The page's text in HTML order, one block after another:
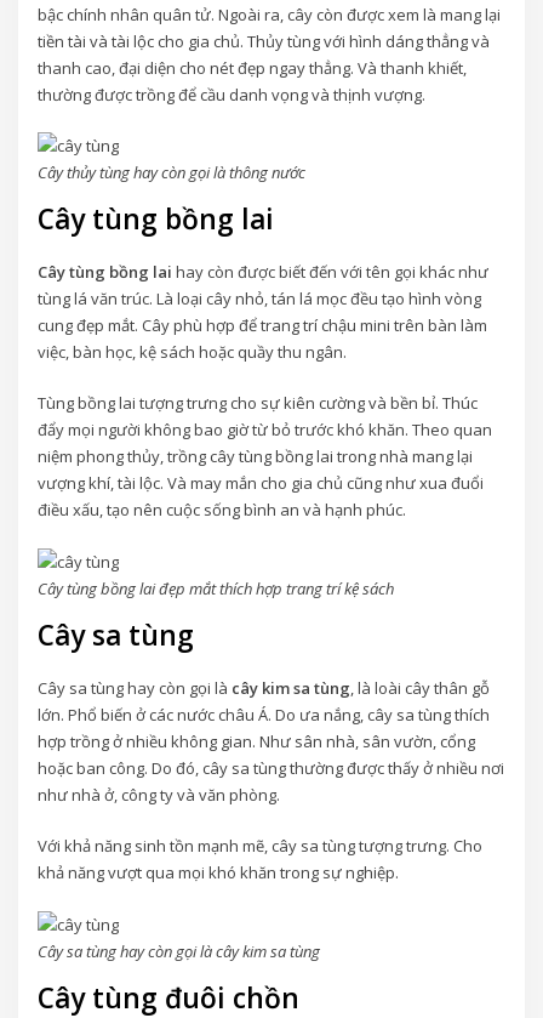
bậc chính nhân quân tử. Ngoài ra, cây còn được xem là mang lại
tiền tài và tài lộc cho gia chủ. Thủy tùng với hình dáng thẳng và
thanh cao, đại diện cho nét đẹp ngay thẳng. Và thanh khiết,
thường được trồng để cầu danh vọng và thịnh vượng.
Cây thủy tùng hay còn gọi là thông nước
Cây tùng bồng lai
Cây tùng bồng lai hay còn được biết đến với tên gọi khác như
tùng lá văn trúc. Là loại cây nhỏ, tán lá mọc đều tạo hình vòng
cung đẹp mắt. Cây phù hợp để trang trí chậu mini trên bàn làm
việc, bàn học, kệ sách hoặc quầy thu ngân.
Tùng bồng lai tượng trưng cho sự kiên cường và bền bỉ. Thúc
đẩy mọi người không bao giờ từ bỏ trước khó khăn. Theo quan
niệm phong thủy, trồng cây tùng bồng lai trong nhà mang lại
vượng khí, tài lộc. Và may mắn cho gia chủ cũng như xua đuổi
điều xấu, tạo nên cuộc sống bình an và hạnh phúc.
Cây tùng bồng lai đẹp mắt thích hợp trang trí kệ sách
Cây sa tùng
Cây sa tùng hay còn gọi là cây kim sa tùng, là loài cây thân gỗ
lớn. Phổ biến ở các nước châu Á. Do ưa nắng, cây sa tùng thích
hợp trồng ở nhiều không gian. Như sân nhà, sân vườn, cổng
hoặc ban công. Do đó, cây sa tùng thường được thấy ở nhiều nơi
như nhà ở, công ty và văn phòng.
Với khả năng sinh tồn mạnh mẽ, cây sa tùng tượng trưng. Cho
khả năng vượt qua mọi khó khăn trong sự nghiệp.
Cây sa tùng hay còn gọi là cây kim sa tùng
Cây tùng đuôi chồn